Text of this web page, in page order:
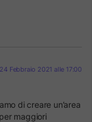
24 Febbraio 2021 alle 17:00
di creare un’area
per maggiori